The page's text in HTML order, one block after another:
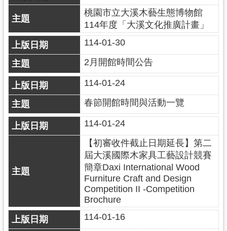
學
資
源
認
識
木
博
訊
告
園
地
桃園市立大溪木藝生態博物館
114年度「大溪文化推廣計畫」
114-01-30
2月開館時間公告
114-01-24
春節開館時間與活動一覽
114-01-24
【初審收件截止日期延長】第二
屆大溪國際木家具工藝設計競賽
簡章Daxi International Wood
Furniture Craft and Design
Competition II -Competition
Brochure
114-01-16